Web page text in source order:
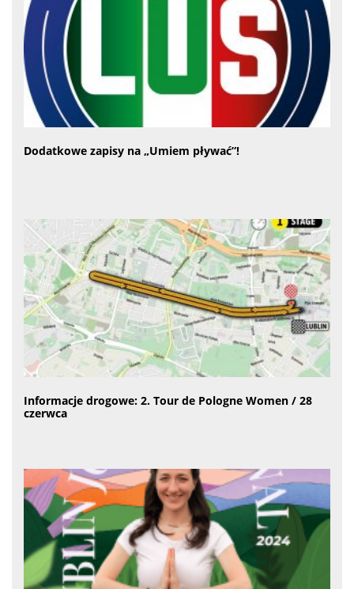
Dodatkowe zapisy na „Umiem pływać”!
Informacje drogowe: 2. Tour de Pologne Women / 28
czerwca